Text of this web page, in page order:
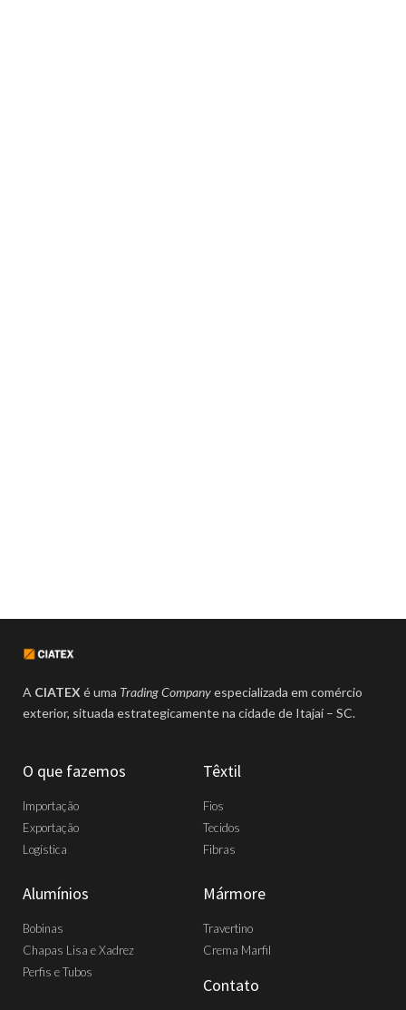
A CIATEX é uma Trading Companyespecializada em comércio
exterior, situada estrategicamente na cidade de Itajaí – SC.
O que fazemos
Importação
Exportação
Logística
Têxtil
Fios
Tecidos
Fibras
Alumínios
Bobinas
Chapas Lisa e Xadrez
Perfis e Tubos
Mármore
Travertino
Crema Marfil
Contato